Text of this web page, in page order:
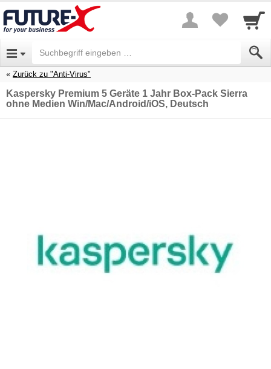
Zurück zu "Anti-Virus"
Kaspersky Premium 5 Geräte 1 Jahr Box-Pack Sierra
ohne Medien Win/Mac/Android/iOS, Deutsch